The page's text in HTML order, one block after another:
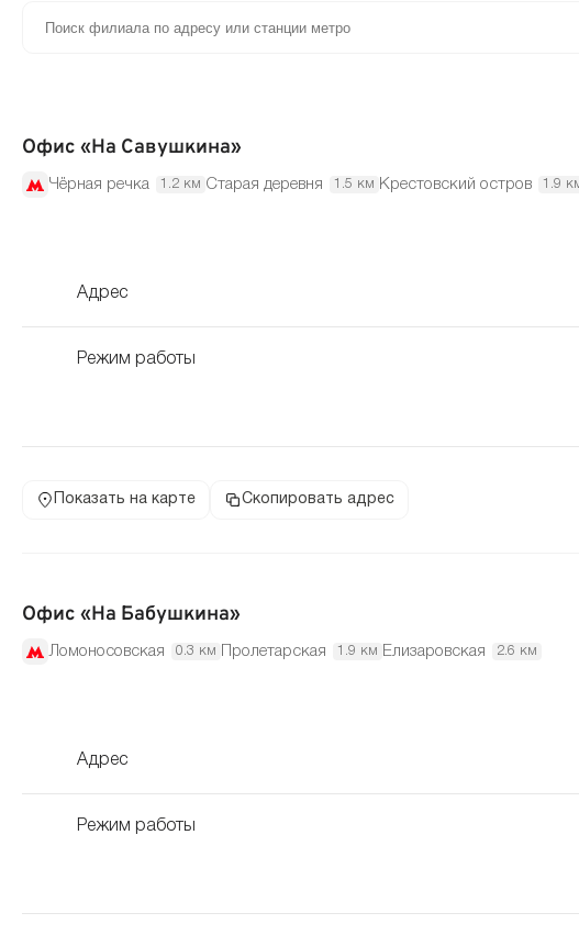
Офис «На Савушкина»
Чёрная речка 1.2 км Старая деревня 1.5 км Крестовский остров 1.9
Адрес
Режим работы
Показать на карте Скопировать адрес
Офис «На Бабушкина»
Ломоносовская 0.3 км Пролетарская 1.9 км Елизаровская 2.6 км
Адрес
Режим работы